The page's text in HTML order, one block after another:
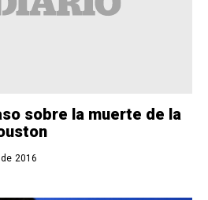
sobre la muerte de la
2016